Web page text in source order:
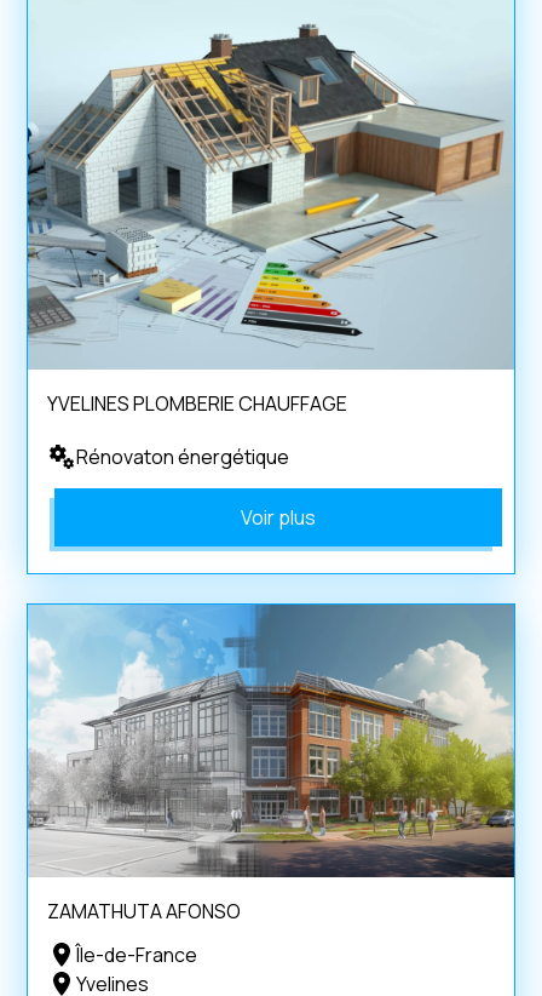
YVELINES PLOMBERIE CHAUFFAGE
Rénovaton énergétique
Voir plus
ZAMATHUTA AFONSO
Île-de-France
Yvelines